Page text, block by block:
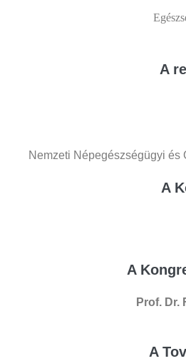
A
Nemzeti Népegészségügyi és
A
A
Prof. Dr.
A